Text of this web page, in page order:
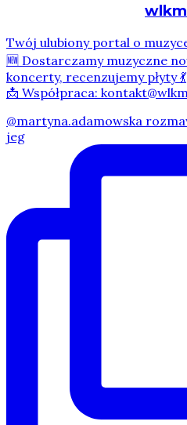
Twój ulubiony portal o
🆕 Dostarczamy muzyczne
koncerty, recenzujemy płyty 💃
📩 Współpraca:
@martyna.adamowska
jeg